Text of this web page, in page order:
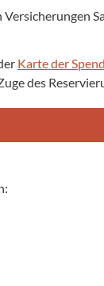
Karte der
des